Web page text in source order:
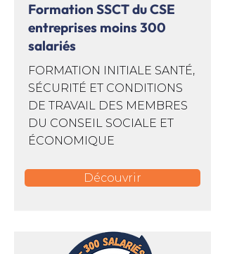
Formation SSCT du CSE
entreprises moins 300
salariés
FORMATION INITIALE SANTÉ,
SÉCURITÉ ET CONDITIONS
DE TRAVAIL DES MEMBRES
DU CONSEIL SOCIALE ET
ÉCONOMIQUE
Découvrir